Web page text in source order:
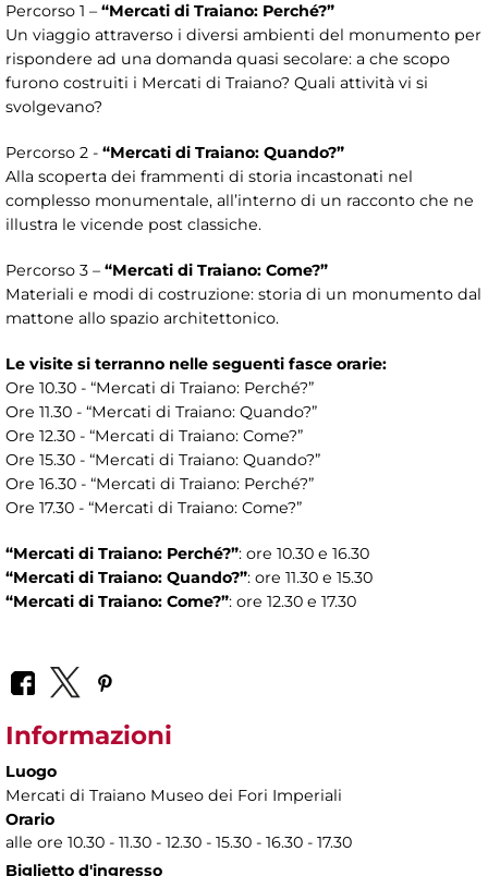
Percorso 1 – “Mercati di Traiano: Perché?”
Un viaggio attraverso i diversi ambienti del monumento per
rispondere ad una domanda quasi secolare: a che scopo
furono costruiti i Mercati di Traiano? Quali attività vi si
svolgevano?
Percorso 2 - “Mercati di Traiano: Quando?”
Alla scoperta dei frammenti di storia incastonati nel
complesso monumentale, all’interno di un racconto che ne
illustra le vicende post classiche.
Percorso 3 – “Mercati di Traiano: Come?”
Materiali e modi di costruzione: storia di un monumento dal
mattone allo spazio architettonico.
Le visite si terranno nelle seguenti fasce orarie:
Ore 10.30 - “Mercati di Traiano: Perché?”
Ore 11.30 - “Mercati di Traiano: Quando?”
Ore 12.30 - “Mercati di Traiano: Come?”
Ore 15.30 - “Mercati di Traiano: Quando?”
Ore 16.30 - “Mercati di Traiano: Perché?”
Ore 17.30 - “Mercati di Traiano: Come?”
“Mercati di Traiano: Perché?”: ore 10.30 e 16.30
“Mercati di Traiano: Quando?”: ore 11.30 e 15.30
“Mercati di Traiano: Come?”: ore 12.30 e 17.30
Informazioni
Luogo
Mercati di Traiano Museo dei Fori Imperiali
Orario
alle ore 10.30 - 11.30 - 12.30 - 15.30 - 16.30 - 17.30
Biglietto d'ingresso